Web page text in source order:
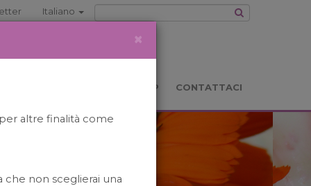
Italiano
BOOKSHOP CONTATTACI
×
altre finalità come
che non sceglierai una